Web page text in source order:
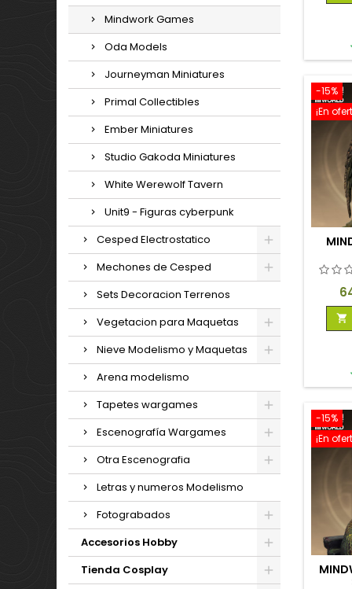
Mindwork Games
Oda Models
Journeyman Miniatures
Primal Collectibles
Ember Miniatures
Studio Gakoda Miniatures
White Werewolf Tavern
Unit9 - Figuras cyberpunk
Cesped Electrostatico
Mechones de Cesped
Sets Decoracion Terrenos
Vegetacion para Maquetas
Nieve Modelismo y Maquetas
Arena modelismo
Tapetes wargames
Escenografía Wargames
Otra Escenografia
Letras y numeros Modelismo
Fotograbados
Accesorios Hobby
Tienda Cosplay
-15%
¡En

-15%
¡En